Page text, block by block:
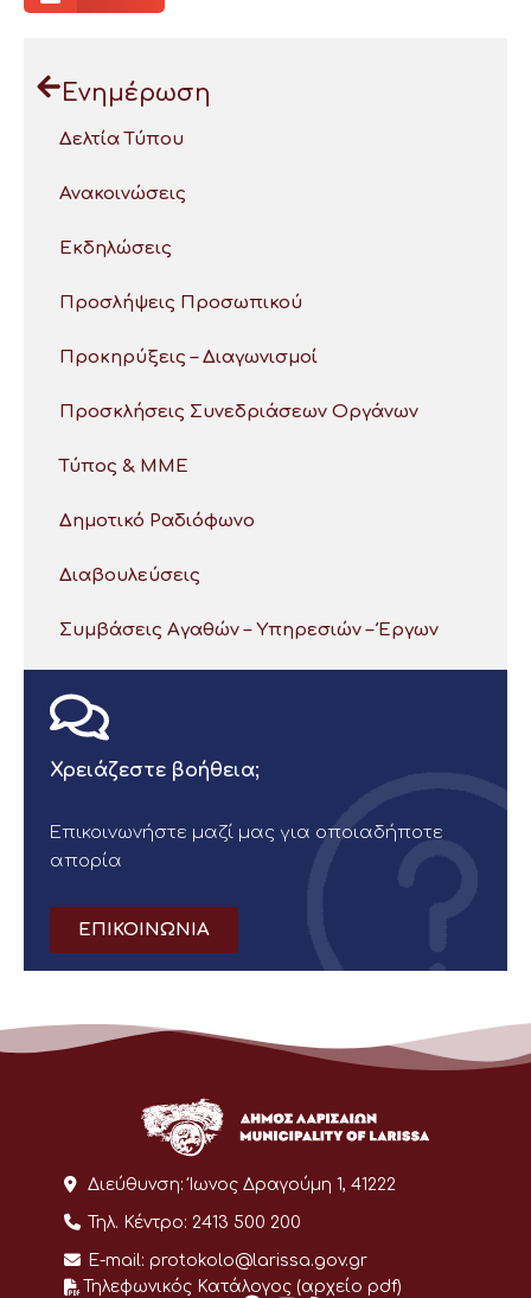
Ενημέρωση
Δελτία Τύπου
Ανακοινώσεις
Εκδηλώσεις
Προσλήψεις Προσωπικού
Προκηρύξεις – Διαγωνισμοί
Προσκλήσεις Συνεδριάσεων Οργάνων
Τύπος & ΜΜΕ
Δημοτικό Ραδιόφωνο
Διαβουλεύσεις
Συμβάσεις Αγαθών – Υπηρεσιών – Έργων
Χρειάζεστε βοήθεια;
Επικοινωνήστε μαζί μας για οποιαδήποτε
απορία
ΕΠΙΚΟΙΝΩΝΙΑ
Διεύθυνση: Ίωνος Δραγούμη 1, 41222
Τηλ. Κέντρο: 2413 500 200
E-mail: protokolo@larissa.gov.gr
Τηλεφωνικός Κατάλογος (αρχείο pdf)